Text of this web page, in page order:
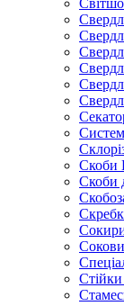
Скоби
Скоби
Стійки